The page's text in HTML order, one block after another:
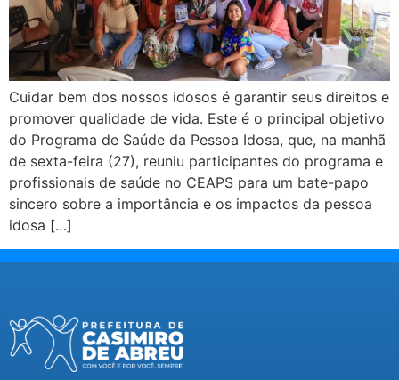
Cuidar bem dos nossos idosos é garantir seus direitos e
promover qualidade de vida. Este é o principal objetivo
do Programa de Saúde da Pessoa Idosa, que, na manhã
de sexta-feira (27), reuniu participantes do programa e
profissionais de saúde no CEAPS para um bate-papo
sincero sobre a importância e os impactos da pessoa
idosa […]